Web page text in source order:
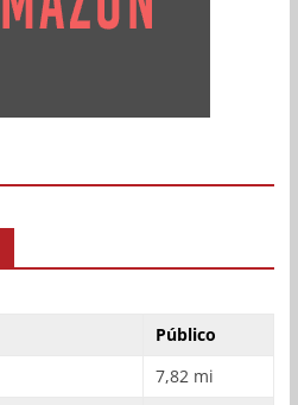
Público
7,82 mi